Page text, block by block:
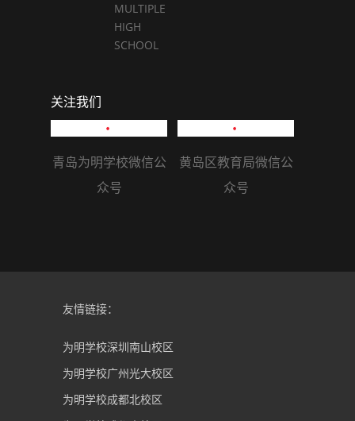
MULTIPLE
HIGH
SCHOOL
关注我们
友情链接：